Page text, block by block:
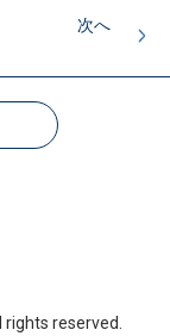
次へ
rights reserved.